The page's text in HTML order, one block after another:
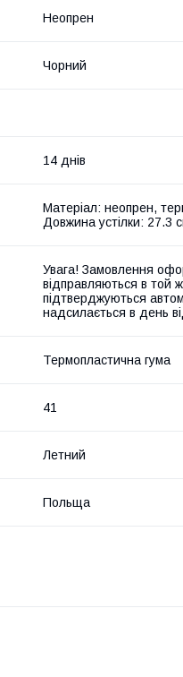
Неопрен
Чорний
14 днів
Матеріал: неопрен,
Довжина устілки: 27.3
Увага! Замовлення
відправляються в той
підтверджуються
надсилається в день
Термопластична гума
41
Летний
Польща